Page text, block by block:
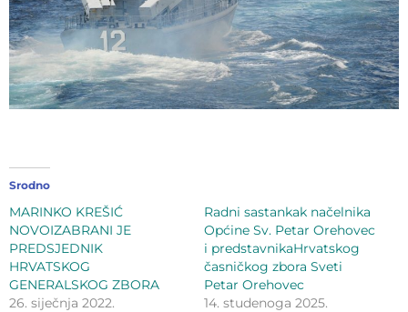
Srodno
MARINKO KREŠIĆ
NOVOIZABRANI JE
PREDSJEDNIK
HRVATSKOG
GENERALSKOG ZBORA
26. siječnja 2022.
Radni sastankak načelnika
Općine Sv. Petar Orehovec
i predstavnikaHrvatskog
časničkog zbora Sveti
Petar Orehovec
14. studenoga 2025.